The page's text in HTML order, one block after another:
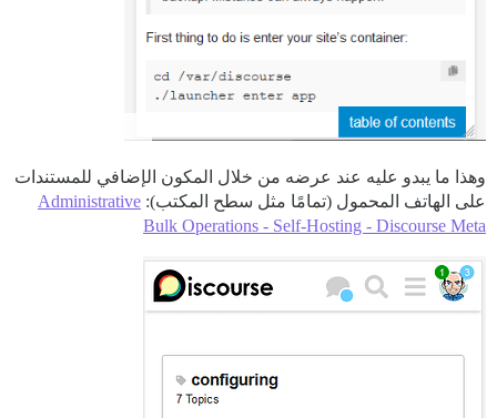
وهذا ما يبدو عليه عند عرضه من خلال المكون الإضافي للمستندات
على الهاتف المحمول (تمامًا مثل سطح المكتب): Administrative
Bulk Operations - Self-Hosting - Discourse Meta